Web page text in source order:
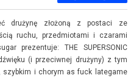
drużynę złożoną z postaci ze
ruchu, przedmiotami i czarami
prezentuje: THE SUPERSONIC
(i przeciwnej drużyny) z tym
szybkim i chorym as fuck lategame